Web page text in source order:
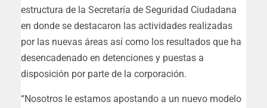
estructura de la Secretaría de Seguridad Ciudadana
en donde se destacaron las actividades realizadas
por las nuevas áreas así como los resultados que ha
desencadenado en detenciones y puestas a
disposición por parte de la corporación.
“Nosotros le estamos apostando a un nuevo modelo